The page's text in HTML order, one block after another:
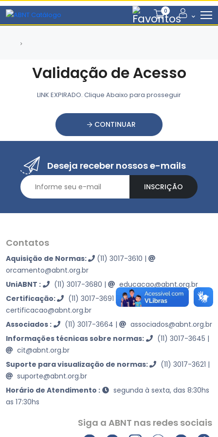
0
Validação de Acesso
LINK EXPIRADO. Clique Abaixo para prosseguir
CONTINUAR
Deseja receber nossos e-mails
INSCRIÇÃO
Contatos
Aquisição de Normas: (11) 3017-3610 |
orcamento@abnt.org.br
UniABNT :
(11) 3017-3680 |
educacao@abnt.org.br
Certificação:
(11) 3017-3691
certificacao@abnt.org.br
Associados :
(11) 3017-3664 |
associados@abnt.org.br
Informações técnicas sobre normas:
(11) 3017-3645 |
cit@abnt.org.br
Suporte para visualização de normas:
(11) 3017-3621 |
suporte@abnt.org.br
Horário de Atendimento :
segunda à sexta, das 8:30hs
as 17:30hs
Siga a ABNT nas redes sociais